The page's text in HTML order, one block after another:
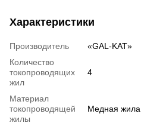
Характеристики
Производитель
«GAL-KAT»
Количество
токопроводящих
жил
4
Материал
токопроводящей
жилы
Медная жила